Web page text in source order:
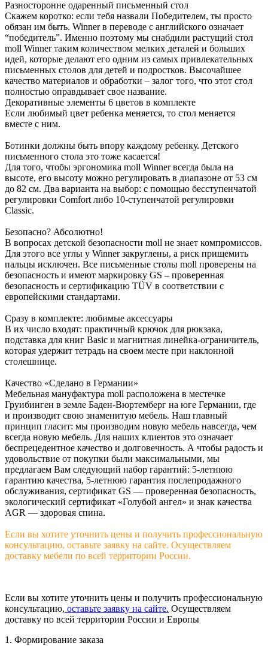
Разносторонне одаренный письменный стол
Скажем коротко: если тебя назвали Победителем, ты просто
обязан им быть. Winner в переводе с английского означает
“победитель”. Именно поэтому мы снабдили растущий стол
moll Winner таким количеством мелких деталей и больших
идей, которые делают его одним из самых привлекательных
письменных столов для детей и подростков. Высочайшее
качество материалов и обработки – залог того, что этот стол
полностью оправдывает свое название.
Декоративные элементы 6 цветов в комплекте
Если любимый цвет ребенка меняется, то стол меняется
вместе с ним.
Ботинки должны быть впору каждому ребенку. Детского
письменного стола это тоже касается!
Для того, чтобы эргономика moll Winner всегда была на
высоте, его высоту можно регулировать в диапазоне от 53 см
до 82 см. Два варианта на выбор: с помощью бесступенчатой
регулировки Comfort либо 10-ступенчатой регулировки
Classic.
Безопасно? Абсолютно!
В вопросах детской безопасности moll не знает компромиссов.
Для этого все углы у Winner закруглены, а риск прищемить
пальцы исключен. Все письменные столы moll проверены на
безопасность и имеют маркировку GS – проверенная
безопасность и сертификацию TÜV в соответствии с
европейскими стандартами.
Сразу в комплекте: любимые аксессуары
В их число входят: практичный крючок для рюкзака,
подставка для книг Basic и магнитная линейка-ограничитель,
которая удержит тетрадь на своем месте при наклонной
столешнице.
Качество «Сделано в Германии»
Мебельная мануфактура moll расположена в местечке
Груибинген в земле Баден-Вюртемберг на юге Германии, где
и производит свою знаменитую мебель. Наш главный
принцип гласит: мы производим новую мебель навсегда, чем
всегда новую мебель. Для наших клиентов это означает
беспрецедентное качество и долговечность. А чтобы радость и
удовольствие от покупки были максимальными, мы
предлагаем Вам следующий набор гарантий: 5-летнюю
гарантию качества, 5-летнюю гарантия послепродажного
обслуживания, сертификат GS — проверенная безопасность,
экологический сертификат «Голубой ангел» и знак качества
AGR — здоровая спина.
Если вы хотите уточнить цены и получить профессиональную
консультацию, оставьте заявку на сайте. Осуществляем
доставку мебели по всей территории России.
Если вы хотите уточнить цены и получить профессиональную
консультацию, оставьте заявку на сайте. Осуществляем
доставку по всей территории России и Европы
1. Формирование заказа